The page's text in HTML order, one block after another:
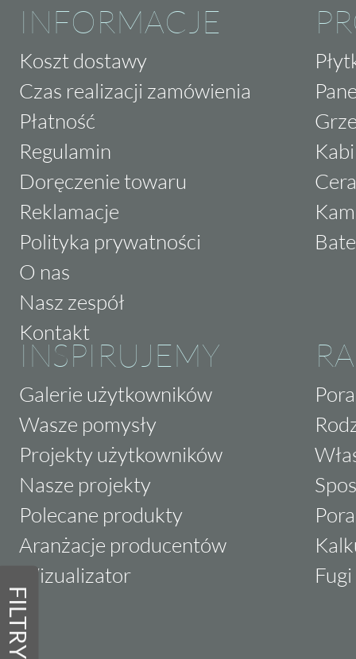
FILTRY
INFORMACJE
Koszt dostawy
Czas realizacji zamówienia
Płatność
Regulamin
Doręczenie towaru
Reklamacje
Polityka prywatności
O nas
Nasz zespół
Kontakt
INSPIRUJEMY
Galerie użytkowników
Wasze pomysły
Projekty użytkowników
Nasze projekty
Polecane produkty
Aranżacje producentów
Wizualizator